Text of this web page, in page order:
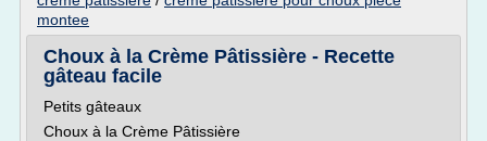
montee
Choux à la Crème Pâtissière - Recette
gâteau facile
Petits gâteaux
Choux à la Crème Pâtissière